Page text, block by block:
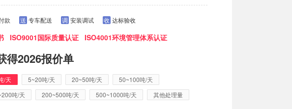
款 送 专车配送 调 安装调试 收 达标验收
ISO9001国际质量认证 ISO4001环境管理体系认证
得2026报价单
/天 5~20吨/天 20~50吨/天
50~100吨/天
吨/天
200~500吨/天 500~1000吨/天 其他处理量